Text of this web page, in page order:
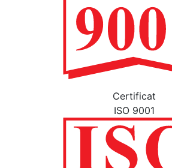
Certificat
ISO 9001